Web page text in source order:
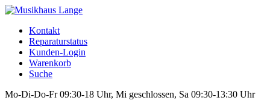
Kontakt
Reparaturstatus
Kunden-Login
Warenkorb
Suche
Mo-Di-Do-Fr 09:30-18 Uhr, Mi geschlossen, Sa 09:30-13:30 Uhr